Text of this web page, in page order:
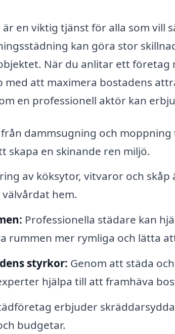
en viktig tjänst för alla som vill
kan göra stor
När du anlitar ett företag
med att maximera bostadens
en professionell aktör kan
dammsugning och
en skinande ren miljö.
av köksytor, vitvaror och
hem.
Professionella städare kan
rummen mer rymliga och lätta
styrkor: Genom att städa
hjälpa till att framhäva
erbjuder
budgetar.